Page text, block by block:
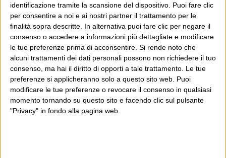
identificazione tramite la scansione del dispositivo. Puoi fare clic
per consentire a noi e ai nostri partner il trattamento per le
finalità sopra descritte. In alternativa puoi fare clic per negare il
consenso o accedere a informazioni più dettagliate e modificare
le tue preferenze prima di acconsentire. Si rende noto che
alcuni trattamenti dei dati personali possono non richiedere il tuo
consenso, ma hai il diritto di opporti a tale trattamento. Le tue
preferenze si applicheranno solo a questo sito web. Puoi
modificare le tue preferenze o revocare il consenso in qualsiasi
momento tornando su questo sito e facendo clic sul pulsante
"Privacy" in fondo alla pagina web.
POST PRECEDENTE
Ted Neeley Giuseppe D’Avanzo
E per i regali di Natale